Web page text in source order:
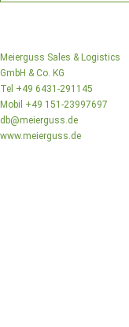
Meierguss Sales & Logistics
GmbH & Co. KG
Tel +49 6431-291145
Mobil +49 151-23997697
db@meierguss.de
www.meierguss.de